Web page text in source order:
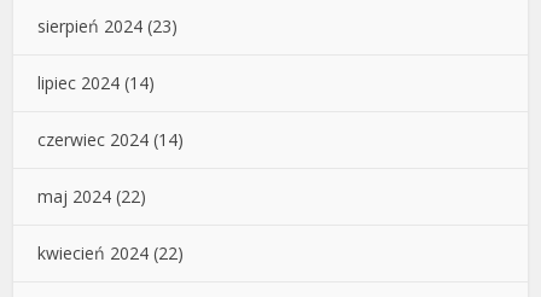
sierpień 2024 (23)
lipiec 2024 (14)
czerwiec 2024 (14)
maj 2024 (22)
kwiecień 2024 (22)